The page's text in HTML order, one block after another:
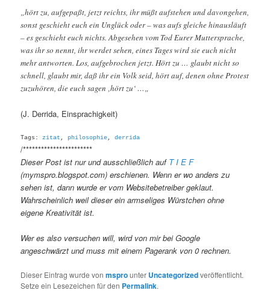
„hört zu, aufgepaßt, jetzt reichts, ihr müßt aufstehen und davongehen,
sonst geschieht euch ein Unglück oder – was aufs gleiche hinausläuft
– es geschieht euch nichts. Abgesehen vom Tod Eurer Muttersprache,
was ihr so nennt, ihr werdet sehen, eines Tages wird sie euch nicht
mehr antworten. Los, aufgebrochen jetzt. Hört zu … glaubt nicht so
schnell, glaubt mir, daß ihr ein Volk seid, hört auf, denen ohne Protest
zuzuhören, die euch sagen ‚hört zu‘ …„
(J. Derrida, Einsprachigkeit)
Tags:zitat ,philosophie,derrida
/***********************
Dieser Post ist nur und ausschließlich auf T I E F
(mymspro.blogspot.com) erschienen. Wenn er wo anders zu
sehen ist, dann wurde er vom Websitebetreiber geklaut.
Wahrscheinlich weil dieser ein armseliges Würstchen ohne
eigene Kreativität ist.
Wer es also versuchen will, wird von mir bei Google
angeschwärzt und muss mit einem Pagerank von 0 rechnen.
Dieser Eintrag wurde vonmsprounter Uncategorizedveröffentlicht.
Setze ein Lesezeichen für den Permalink.